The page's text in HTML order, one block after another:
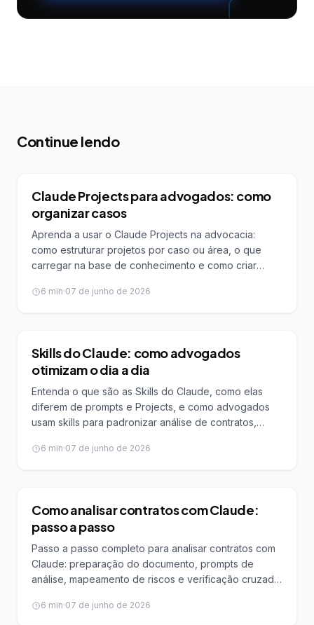
Continue lendo
IA PARA ADVOGADOS
Claude Projects para advogados: como
organizar casos
Aprenda a usar o Claude Projects na advocacia:
como estruturar projetos por caso ou área, o que
carregar na base de conhecimento e como criar
6 min·07 de junho de 2026
IA PARA ADVOGADOS
Skills do Claude: como advogados
otimizam o dia a dia
Entenda o que são as Skills do Claude, como elas
diferem de prompts e Projects, e como advogados
usam skills para padronizar análise de contratos,
6 min·07 de junho de 2026
IA PARA ADVOGADOS
Como analisar contratos com Claude:
passo a passo
Passo a passo completo para analisar contratos com
Claude: preparação do documento, prompts de
análise, mapeamento de riscos e verificação cruzada
6 min·07 de junho de 2026